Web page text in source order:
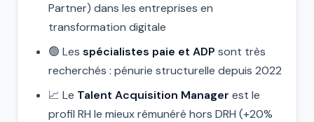
Partner) dans les entreprises en
transformation digitale
🟢 Les spécialistes paie et ADP sont très
recherchés : pénurie structurelle depuis 2022
📈 Le Talent Acquisition Manager est le
profil RH le mieux rémunéré hors DRH (+20%